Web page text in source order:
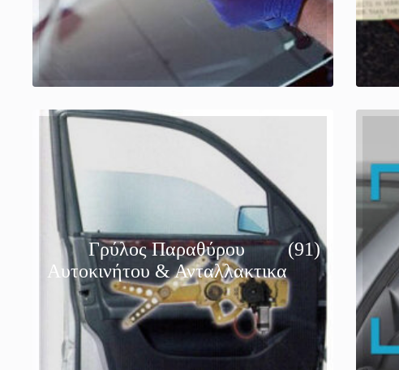
Γρύλος Παραθύρου
Αυτοκινήτου & Ανταλλακτικα
(91)